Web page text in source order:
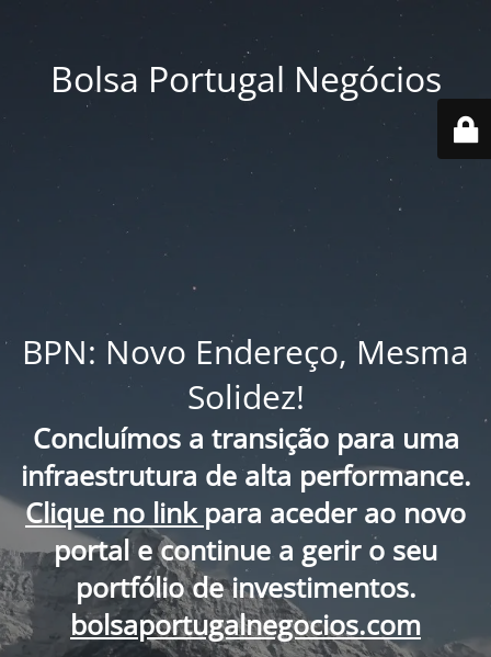
Bolsa Portugal Negócios
BPN: Novo Endereço, Mesma
Solidez!
Concluímos a transição para uma
infraestrutura de alta performance.
Clique no link para aceder ao novo
portal e continue a gerir o seu
portfólio de investimentos.
bolsaportugalnegocios.com